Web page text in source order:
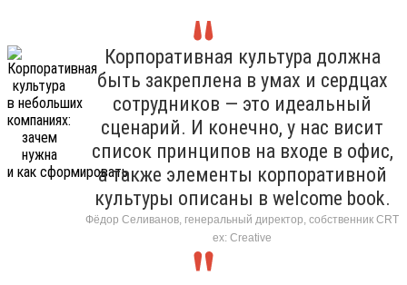
Корпоративная культура должна
быть закреплена в умах и сердцах
сотрудников — это идеальный
сценарий. И конечно, у нас висит
список принципов на входе в офис,
а также элементы корпоративной
культуры описаны в welcome book.
Фёдор Селиванов, генеральный директор, собственник CRT
ex: Creative